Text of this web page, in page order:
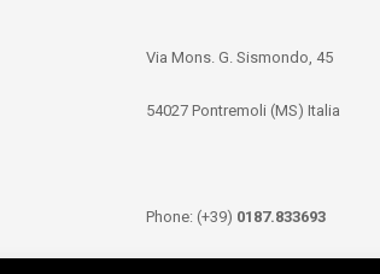
Via Mons. G. Sismondo, 45
54027 Pontremoli (MS) Italia
Phone: (+39) 0187.833693